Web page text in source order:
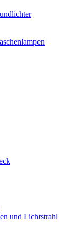
und Lichtstrahl